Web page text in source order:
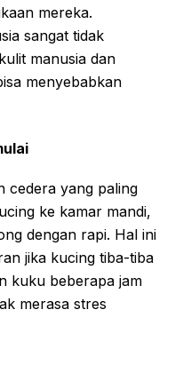
mereka.
sangat tidak
manusia dan
menyebabkan
cedera yang paling
ke kamar mandi,
dengan rapi. Hal ini
jika kucing tiba-tiba
kuku beberapa jam
merasa stres